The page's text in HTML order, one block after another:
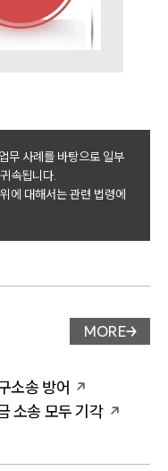
무 사례를 바탕으로 일부
속됩니다.
에 대해서는 관련 법령에
업무사례
MORE
소송 방어
소송 모두 기각